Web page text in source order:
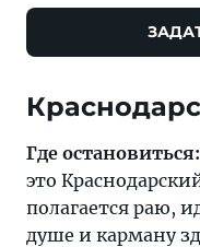
Где остановиться:
это
полагается раю,
душе и карману